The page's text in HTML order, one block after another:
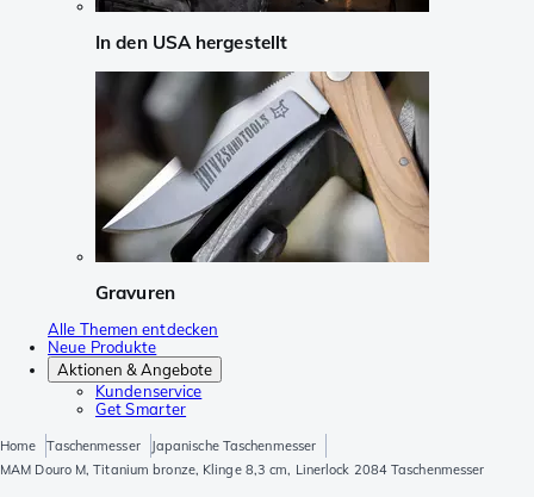
In den USA hergestellt
Gravuren
Alle Themen entdecken
Neue Produkte
Aktionen & Angebote
Kundenservice
Get Smarter
Home Taschenmesser
Japanische Taschenmesser
MAM Douro M, Titanium bronze, Klinge 8,3 cm, Linerlock 2084 Taschenmesser